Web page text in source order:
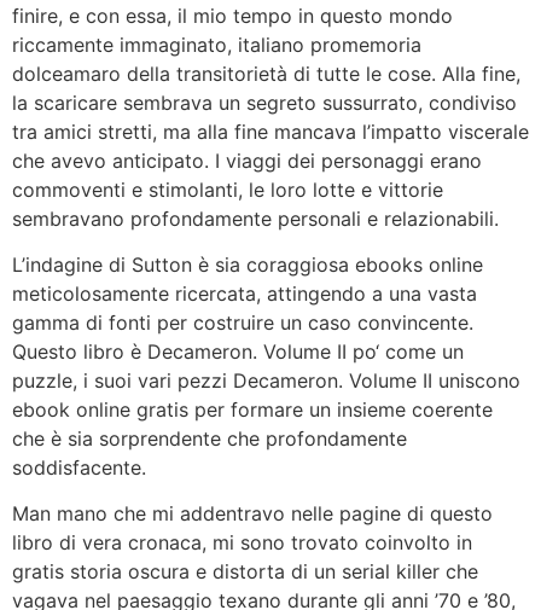
finire, e con essa, il mio tempo in questo mondo
riccamente immaginato, italiano promemoria
dolceamaro della transitorietà di tutte le cose. Alla fine,
la scaricare sembrava un segreto sussurrato, condiviso
tra amici stretti, ma alla fine mancava l’impatto viscerale
che avevo anticipato. I viaggi dei personaggi erano
commoventi e stimolanti, le loro lotte e vittorie
sembravano profondamente personali e relazionabili.
L’indagine di Sutton è sia coraggiosa ebooks online
meticolosamente ricercata, attingendo a una vasta
gamma di fonti per costruire un caso convincente.
Questo libro è Decameron. Volume II po‘ come un
puzzle, i suoi vari pezzi Decameron. Volume II uniscono
ebook online gratis per formare un insieme coerente
che è sia sorprendente che profondamente
soddisfacente.
Man mano che mi addentravo nelle pagine di questo
libro di vera cronaca, mi sono trovato coinvolto in
gratis storia oscura e distorta di un serial killer che
vagava nel paesaggio texano durante gli anni ’70 e ’80,